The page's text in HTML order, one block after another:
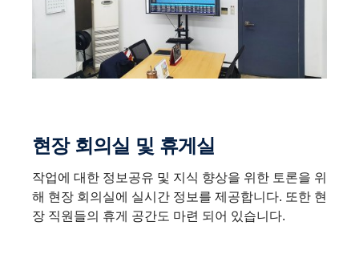
현장 회의실 및 휴게실
작업에 대한 정보공유 및 지식 향상을 위한 토론을 위
해 현장 회의실에 실시간 정보를 제공합니다. 또한 현
장 직원들의 휴게 공간도 마련 되어 있습니다.